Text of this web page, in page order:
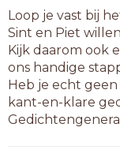
Loop je vast bij
Sint en Piet
Kijk daarom ook
ons handige
Heb je echt
kant-en-klare